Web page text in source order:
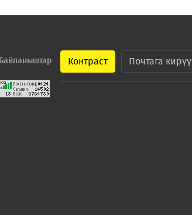
Байланыштар Контраст Почтага кирүү